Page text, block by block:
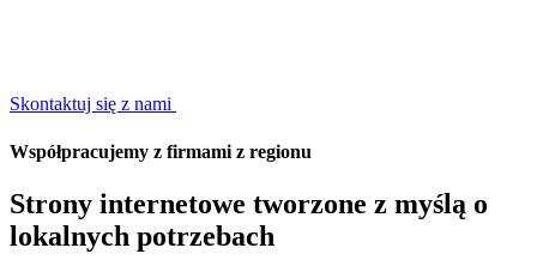
Skontaktuj się z nami
Współpracujemy z firmami z regionu
Strony internetowe tworzone z myślą o
lokalnych potrzebach